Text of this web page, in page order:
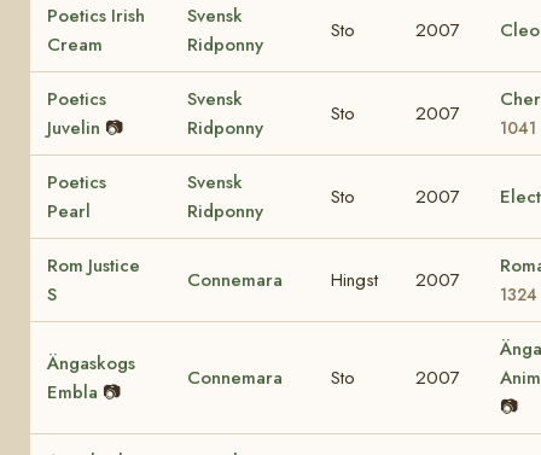
Poetics Irish
Cream
Svensk
Ridponny
Sto 2007
Poetics
Juvelin 📷
Svensk
Ridponny
Sto 2007
1041
Poetics
Pearl
Svensk
Ridponny
Sto 2007
Rom Justice
S
Connemara Hingst 2007
1324
Ängaskogs
Embla 📷
Connemara Sto 2007
📷